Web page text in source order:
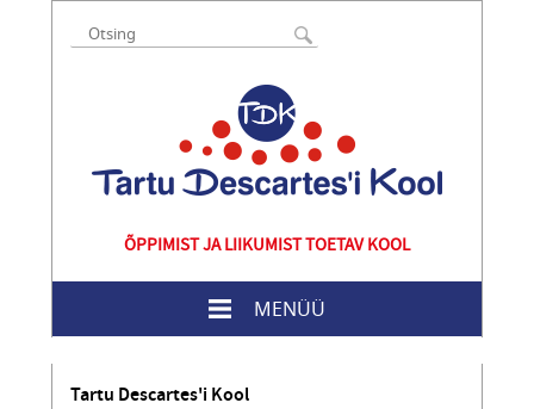
ÕPPIMIST JA LIIKUMIST TOETAV KOOL
MENÜÜ
Tartu Descartes'i Kool